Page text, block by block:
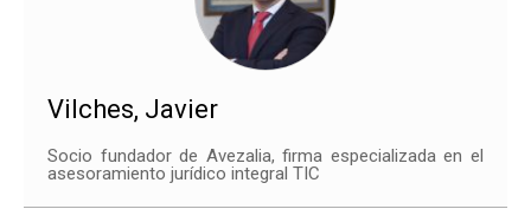
Vilches, Javier
Socio fundador de Avezalia, firma especializada en el
asesoramiento jurídico integral TIC